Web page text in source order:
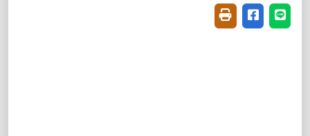
友善列印(開新視
分享至臉書
分享